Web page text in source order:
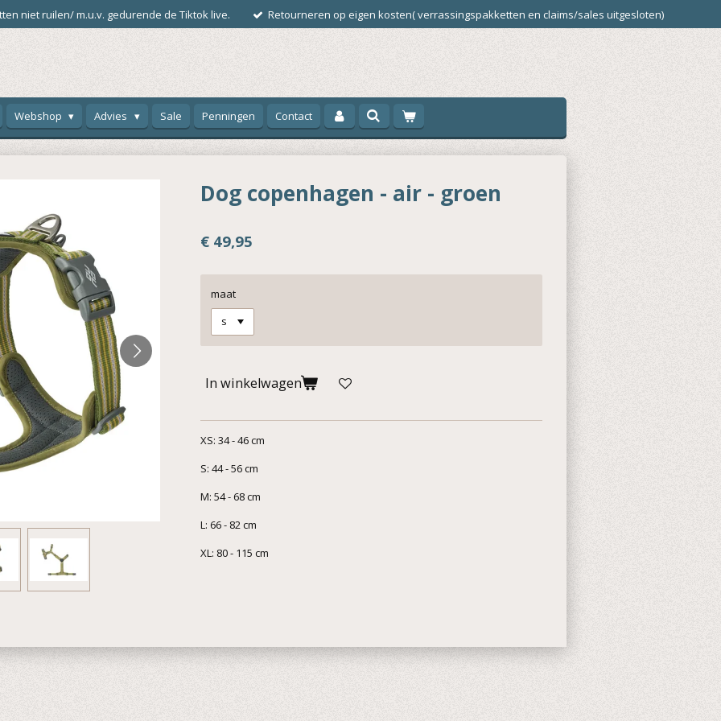
niet ruilen/ m.u.v. gedurende de Tiktok live. Retourneren op eigen kosten( verrassingspakketten en claims/sales uitgesloten)
Webshop Advies Sale Penningen Contact
Dog copenhagen - air - groen
€ 49,95
maat
In winkelwagen
XS: 34 - 46 cm
S: 44 - 56 cm
M: 54 - 68 cm
L: 66 - 82 cm
XL: 80 - 115 cm